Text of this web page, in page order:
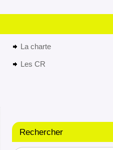
La charte
Les CR
Rechercher